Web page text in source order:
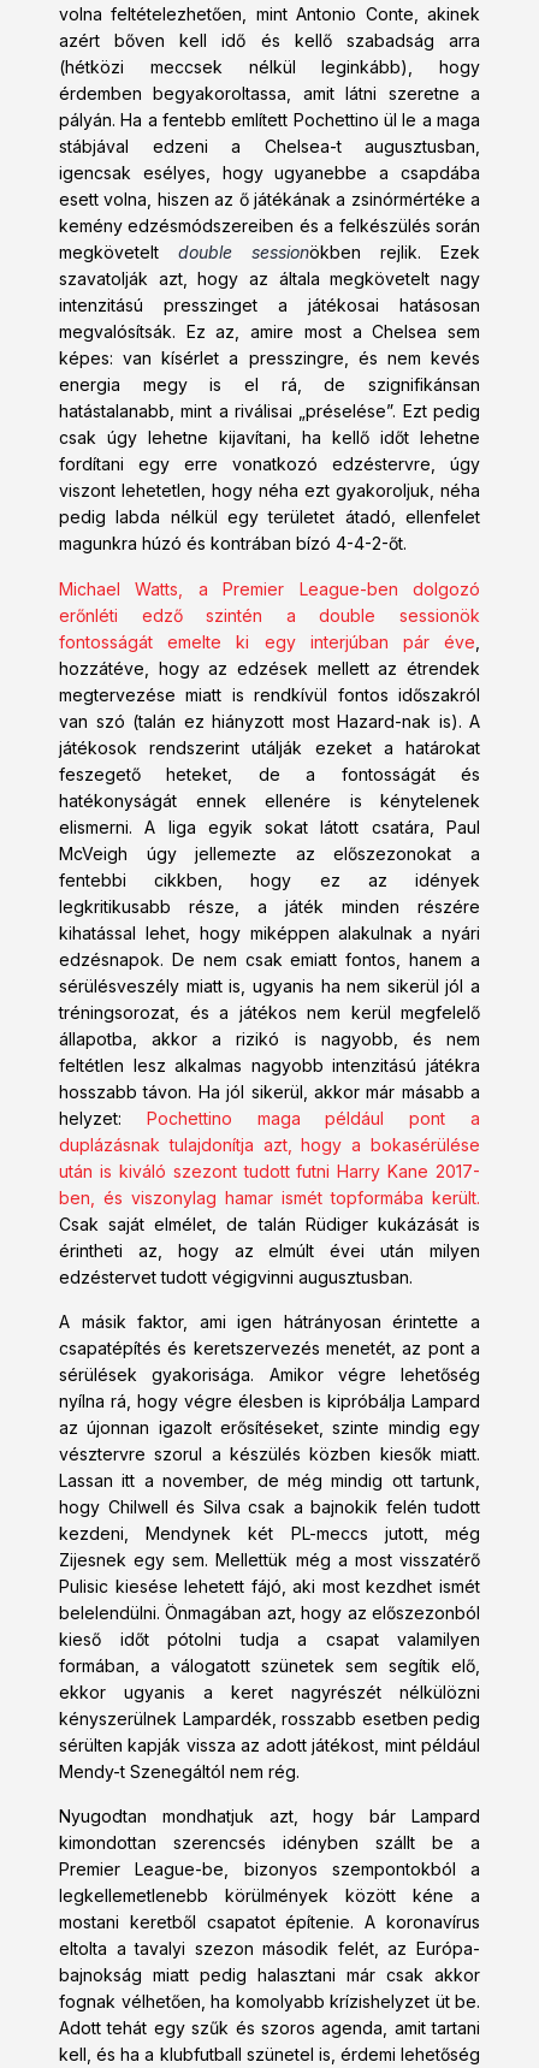
volna feltételezhetően, mint Antonio Conte, akinek
azért bőven kell idő és kellő szabadság arra
(hétközi meccsek nélkül leginkább), hogy
érdemben begyakoroltassa, amit látni szeretne a
pályán. Ha a fentebb említett Pochettino ül le a maga
stábjával edzeni a Chelsea-t augusztusban,
igencsak esélyes, hogy ugyanebbe a csapdába
esett volna, hiszen az ő játékának a zsinórmértéke a
kemény edzésmódszereiben és a felkészülés során
megkövetelt double sessionökben rejlik. Ezek
szavatolják azt, hogy az általa megkövetelt nagy
intenzitású presszinget a játékosai hatásosan
megvalósítsák. Ez az, amire most a Chelsea sem
képes: van kísérlet a presszingre, és nem kevés
energia megy is el rá, de szignifikánsan
hatástalanabb, mint a riválisai „préselése”. Ezt pedig
csak úgy lehetne kijavítani, ha kellő időt lehetne
fordítani egy erre vonatkozó edzéstervre, úgy
viszont lehetetlen, hogy néha ezt gyakoroljuk, néha
pedig labda nélkül egy területet átadó, ellenfelet
magunkra húzó és kontrában bízó 4-4-2-őt.
Michael Watts, a Premier League-ben dolgozó
erőnléti edző szintén a double sessionök
fontosságát emelte ki egy interjúban pár éve
hozzátéve, hogy az edzések mellett az étrendek
megtervezése miatt is rendkívül fontos időszakról
van szó (talán ez hiányzott most Hazard-nak is). A
játékosok rendszerint utálják ezeket a határokat
feszegető heteket, de a fontosságát és
hatékonyságát ennek ellenére is kénytelenek
elismerni. A liga egyik sokat látott csatára, Paul
McVeigh úgy jellemezte az előszezonokat a
fentebbi cikkben, hogy ez az idények
legkritikusabb része, a játék minden részére
kihatással lehet, hogy miképpen alakulnak a nyári
edzésnapok. De nem csak emiatt fontos, hanem a
sérülésveszély miatt is, ugyanis ha nem sikerül jól a
tréningsorozat, és a játékos nem kerül megfelelő
állapotba, akkor a rizikó is nagyobb, és nem
feltétlen lesz alkalmas nagyobb intenzitású játékra
hosszabb távon. Ha jól sikerül, akkor már másabb a
helyzet:
Pochettino maga például pont a
duplázásnak tulajdonítja azt, hogy a bokasérülése
után is kiváló szezont tudott futni Harry Kane 2017-
ben, és viszonylag hamar ismét topformába került.
Csak saját elmélet, de talán Rüdiger kukázását is
érintheti az, hogy az elmúlt évei után milyen
edzéstervet tudott végigvinni augusztusban.
A másik faktor, ami igen hátrányosan érintette a
csapatépítés és keretszervezés menetét, az pont a
sérülések gyakorisága. Amikor végre lehetőség
nyílna rá, hogy végre élesben is kipróbálja Lampard
az újonnan igazolt erősítéseket, szinte mindig egy
vésztervre szorul a készülés közben kiesők miatt.
Lassan itt a november, de még mindig ott tartunk,
hogy Chilwell és Silva csak a bajnokik felén tudott
kezdeni, Mendynek két PL-meccs jutott, még
Zijesnek egy sem. Mellettük még a most visszatérő
Pulisic kiesése lehetett fájó, aki most kezdhet ismét
belelendülni. Önmagában azt, hogy az előszezonból
kieső időt pótolni tudja a csapat valamilyen
formában, a válogatott szünetek sem segítik elő,
ekkor ugyanis a keret nagyrészét nélkülözni
kényszerülnek Lampardék, rosszabb esetben pedig
sérülten kapják vissza az adott játékost, mint például
Mendy-t Szenegáltól nem rég.
Nyugodtan mondhatjuk azt, hogy bár Lampard
kimondottan szerencsés idényben szállt be a
Premier League-be, bizonyos szempontokból a
legkellemetlenebb körülmények között kéne a
mostani keretből csapatot építenie. A koronavírus
eltolta a tavalyi szezon második felét, az Európa-
bajnokság miatt pedig halasztani már csak akkor
fognak vélhetően, ha komolyabb krízishelyzet üt be.
Adott tehát egy szűk és szoros agenda, amit tartani
kell, és ha a klubfutball szünetel is, érdemi lehetőség